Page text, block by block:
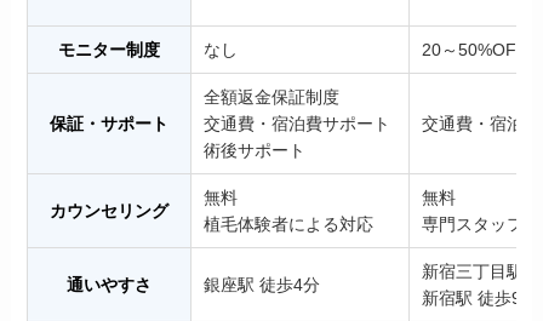
モニター制度 なし 20～50%OFF
保証・サポート
全額返金保証制度
交通費・宿泊費サポート
術後サポート
交通費・宿泊
カウンセリング
無料
植毛体験者による対応
無料
専門スタッフ
通いやすさ 銀座駅 徒歩4分
新宿三丁目駅
新宿駅 徒歩9分